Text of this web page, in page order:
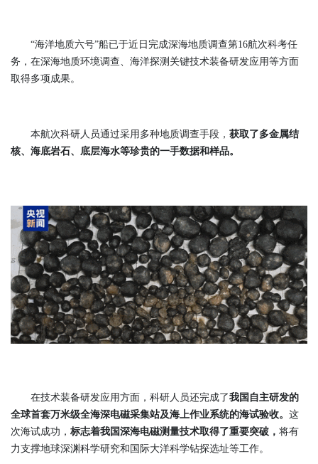
“海洋地质六号”船已于近日完成深海地质调查第16航次科考任
务，在深海地质环境调查、海洋探测关键技术装备研发应用等方面
取得多项成果。
本航次科研人员通过采用多种地质调查手段， 获取了多金属结
核、海底岩石、底层海水等珍贵的一手数据和样品。
在技术装备研发应用方面，科研人员还完成了我国自主研发的
全球首套万米级全海深电磁采集站及海上作业系统的海试验收。 这
次海试成功， 标志着我国深海电磁测量技术取得了重要突破， 将有
力支撑地球深渊科学研究和国际大洋科学钻探选址等工作。